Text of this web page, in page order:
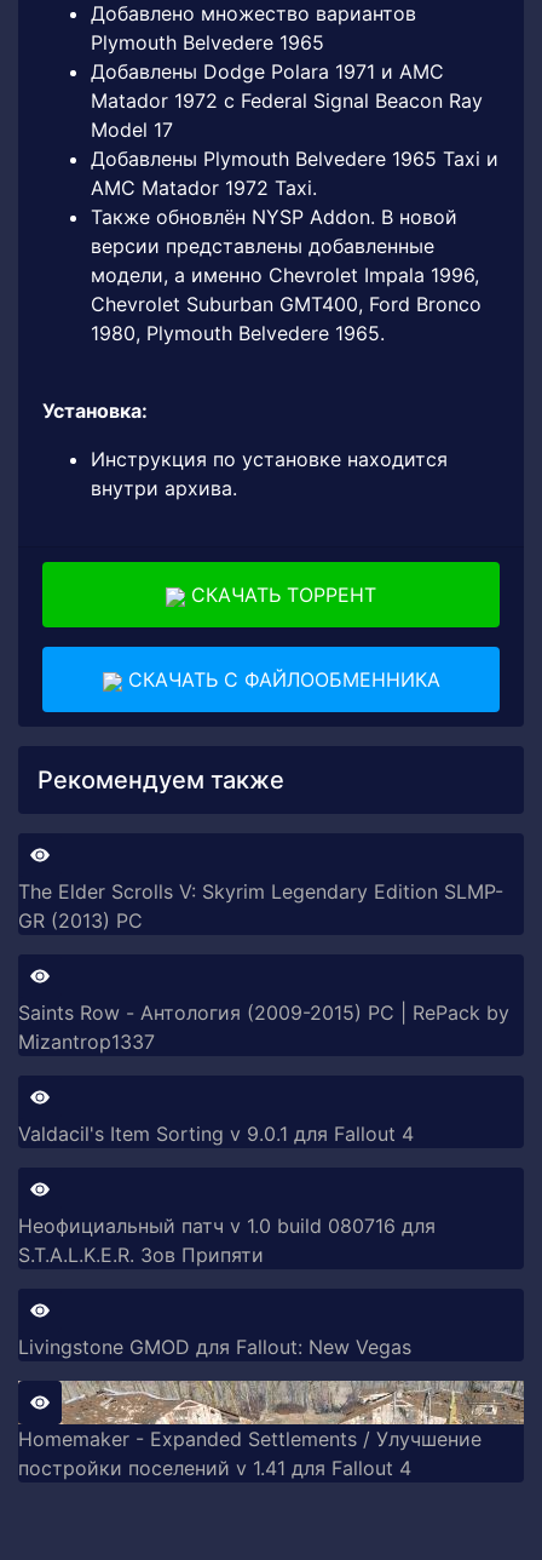
Добавлено множество вариантов
Plymouth Belvedere 1965
Добавлены Dodge Polara 1971 и AMC
Matador 1972 с Federal Signal Beacon Ray
Model 17
Добавлены Plymouth Belvedere 1965 Taxi и
AMC Matador 1972 Taxi.
Также обновлён NYSP Addon. В новой
версии представлены добавленные
модели, а именно Chevrolet Impala 1996,
Chevrolet Suburban GMT400, Ford Bronco
1980, Plymouth Belvedere 1965.
Установка:
Инструкция по установке находится
внутри архива.
СКАЧАТЬ ТОРРЕНТ
СКАЧАТЬ С ФАЙЛООБМЕННИКА
Рекомендуем также
The Elder Scrolls V: Skyrim Legendary Edition SLMP-
GR (2013) PC
Saints Row - Антология (2009-2015) PC | RePack by
Mizantrop1337
Valdacil's Item Sorting v 9.0.1 для Fallout 4
Неофициальный патч v 1.0 build 080716 для
S.T.A.L.K.E.R. Зов Припяти
Livingstone GMOD для Fallout: New Vegas
Homemaker - Expanded Settlements / Улучшение
постройки поселений v 1.41 для Fallout 4